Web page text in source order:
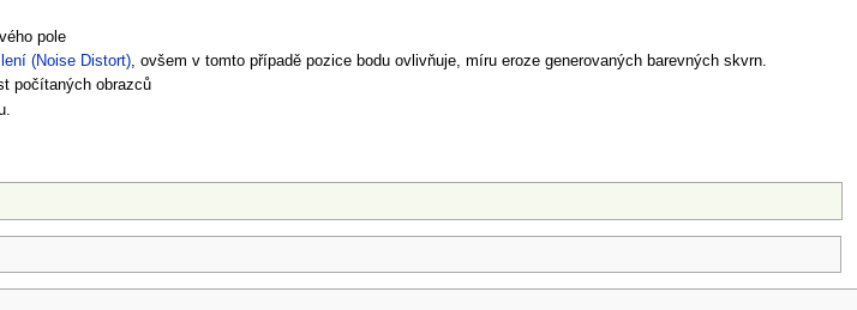
pole
(Noise Distort), ovšem v tomto případě pozice bodu ovlivňuje, míru eroze generovaných barevných skvrn.
počítaných obrazců